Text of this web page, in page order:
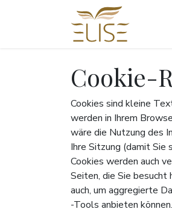
Cookie-
Cookies sind kleine
werden in Ihrem
wäre die Nutzung des
Ihre Sitzung (damit Sie
Cookies werden auch
Seiten, die Sie besucht
auch, um aggregierte
-Tools anbieten können.